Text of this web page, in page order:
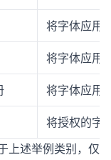
将字体应用
将字体应用
将字体应用
将授权的字
上述举例类别，仅